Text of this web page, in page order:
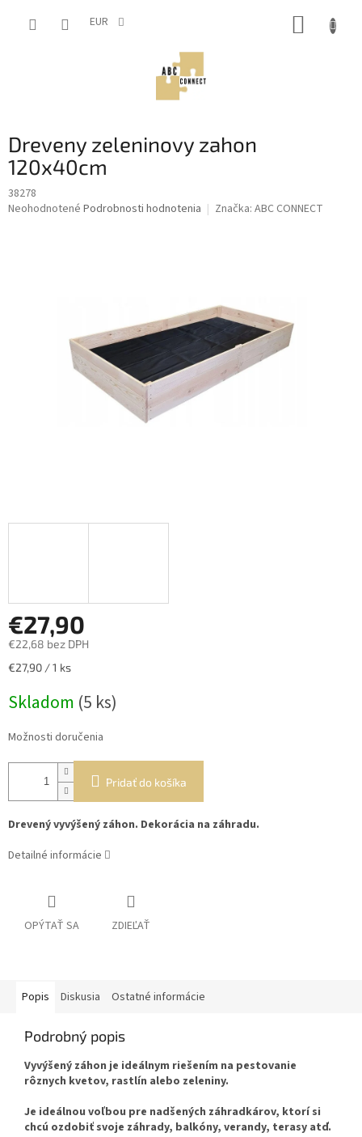
EUR
Dreveny zeleninovy zahon
120x40cm
38278
Priemerné
Neohodnotené Podrobnosti hodnotenia Značka: ABC CONNECT
€27,90
€22,68 bez DPH
Jednotková
€27,90 / 1 ks
Skladom (5 ks)
Možnosti doručenia
Pridať do košíka
Drevený vyvýšený záhon. Dekorácia na záhradu.
Detailné informácie
OPÝTAŤ SA ZDIEĽAŤ
Popis Diskusia Ostatné informácie
Podrobný popis
Vyvýšený záhon je ideálnym riešením na pestovanie
rôznych kvetov, rastlín alebo zeleniny.
Je ideálnou voľbou pre nadšených záhradkárov, ktorí si
chcú ozdobiť svoje záhrady, balkóny, verandy, terasy atď.